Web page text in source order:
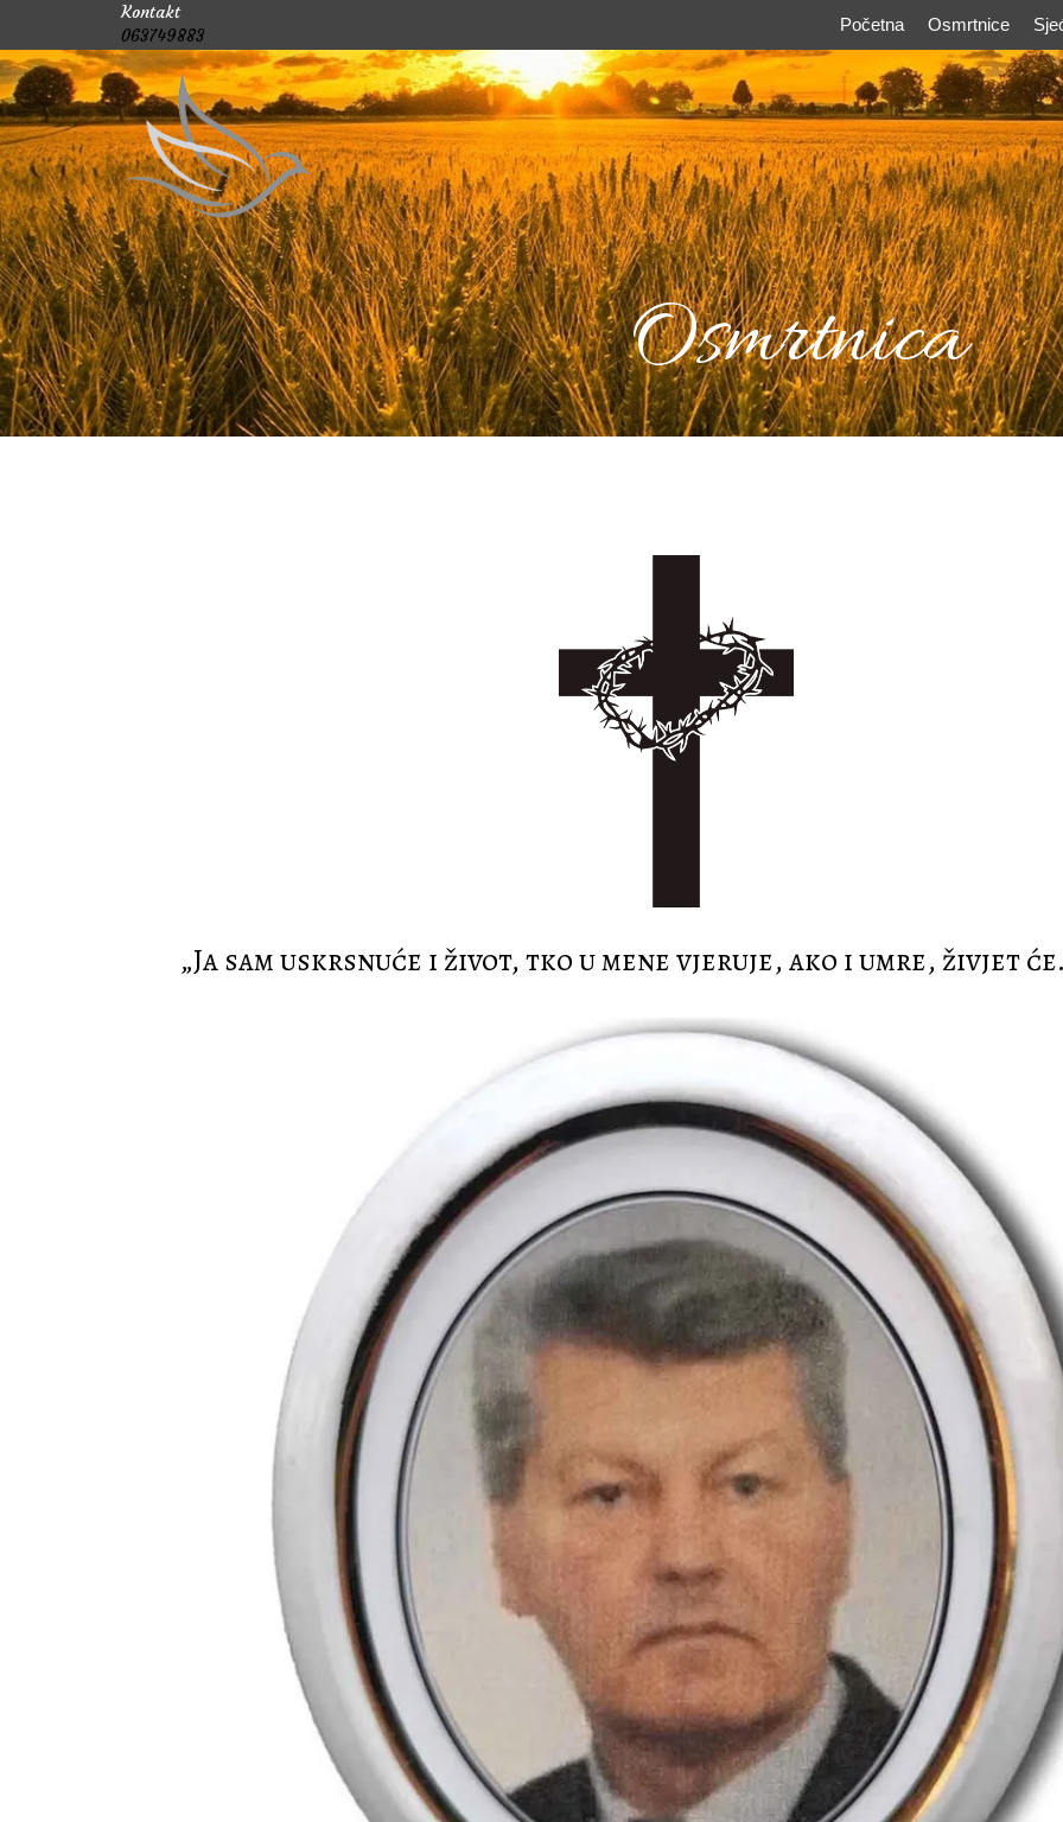
Kontakt
063749883
Početna Osmrtnice
Osmrtnica
„Ja sam uskrsnuće i život, tko u mene vjeruje, ako i umre, živjet